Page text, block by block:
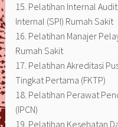
15. Pelatihan Internal
Internal (SPI) Rumah Sakit
16. Pelatihan Manajer
Rumah Sakit
17. Pelatihan Akreditasi
Tingkat Pertama (FKTP)
18. Pelatihan Perawat
(IPCN)
19. Pelatihan Kesehatan